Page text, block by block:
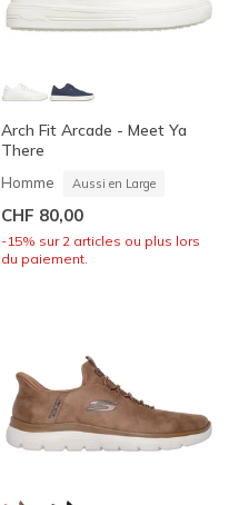
Arch Fit Arcade - Meet Ya
There
Homme Aussi en Large
CHF 80,00
-15% sur 2 articles ou plus lors
du paiement.